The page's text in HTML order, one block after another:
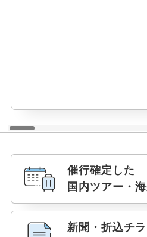
催行確定した
国内ツアー・
新聞・折込チ